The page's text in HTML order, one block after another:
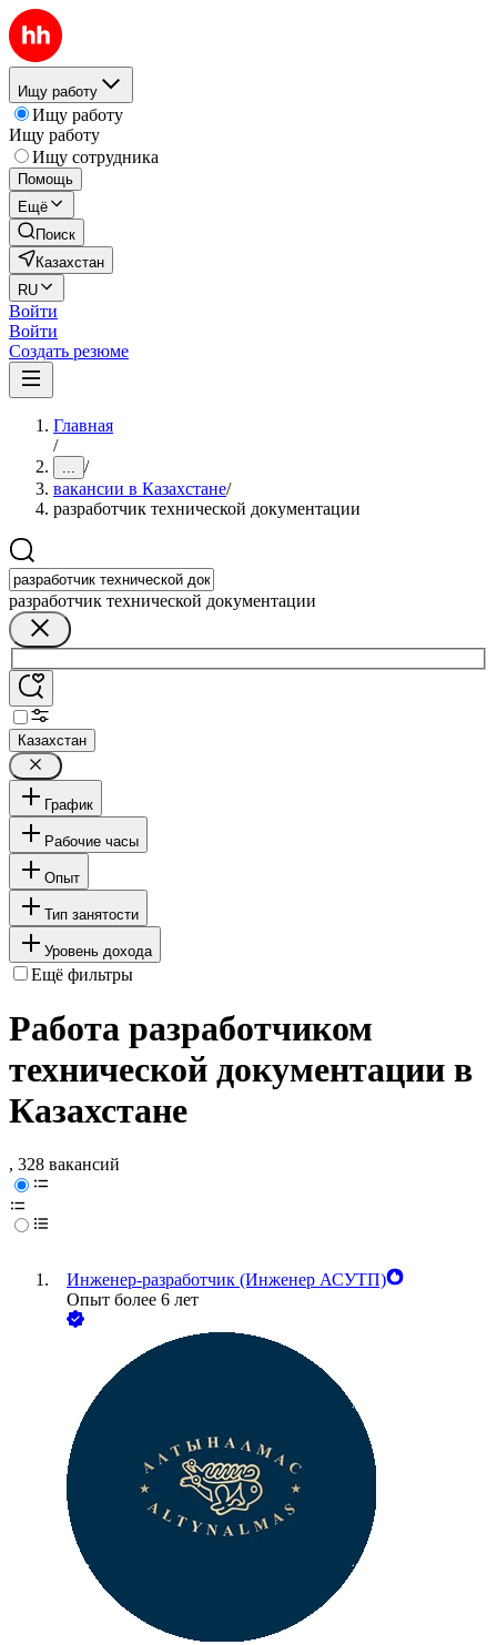
Ищу работу
Ищу работу
Ищу работу
Ищу сотрудника
Помощь
Ещё
Поиск
Казахстан
RU
Войти
Войти
Создать резюме
Главная
/
... /
вакансии в Казахстане/
разработчик технической документации
разработчик технической документации
Казахстан
График
Рабочие часы
Опыт
Тип занятости
Уровень дохода
Ещё фильтры
Работа разработчиком
технической документации в
Казахстане
, 328 вакансий
Инженер-разработчик (Инженер АСУТП)
Опыт более 6 лет